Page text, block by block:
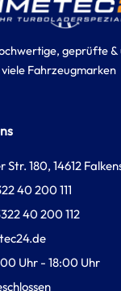
geprüfte
Fahrzeugmarken
Str. 180, 14612
40 200 111
40 200 112
Uhr - 18:00 Uhr